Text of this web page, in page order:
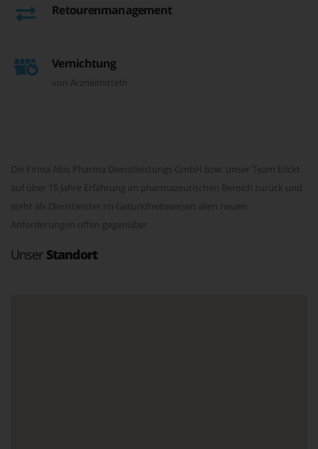
Retourenmanagement
Vernichtung
von Arzneimitteln
Die Firma Abis Pharma Dienstleistungs GmbH bzw. unser Team blickt
auf über 15 Jahre Erfahrung im pharmazeutischen Bereich zurück und
steht als Dienstleister im Gesundheitswesen allen neuen
Anforderungen offen gegenüber.
Unser Standort